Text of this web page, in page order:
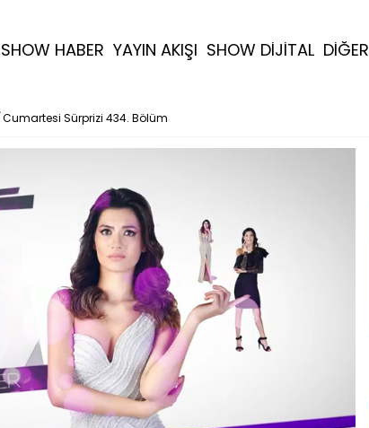
SHOW HABER YAYIN AKIŞI SHOW DİJİTAL DİĞER
Cumartesi Sürprizi 434. Bölüm